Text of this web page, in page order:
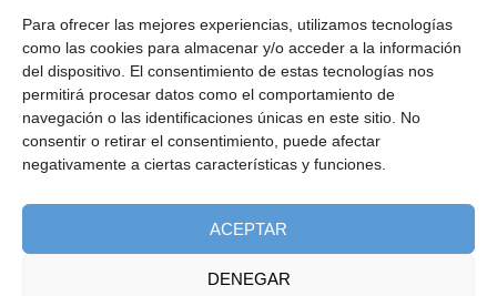
Para ofrecer las mejores experiencias, utilizamos tecnologías
como las cookies para almacenar y/o acceder a la información
del dispositivo. El consentimiento de estas tecnologías nos
permitirá procesar datos como el comportamiento de
navegación o las identificaciones únicas en este sitio. No
consentir o retirar el consentimiento, puede afectar
negativamente a ciertas características y funciones.
ACEPTAR
DENEGAR